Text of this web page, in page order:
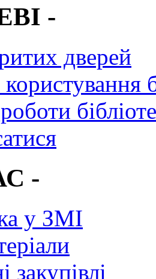
-
дверей
-
у ЗМІ
закупівлі